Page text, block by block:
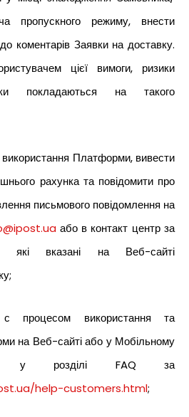
пропускного режиму, внести
коментарів Заявки на доставку.
цієї вимоги, ризики
покладаються на такого
використання Платформи, вивести
рахунка та повідомити про
письмового повідомлення на
або в контакт центр за
які вказані на Веб-сайті
с процесом використання та
на Веб-сайті або у Мобільному
у розділі FAQ за
help-customers.html;